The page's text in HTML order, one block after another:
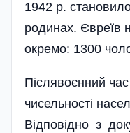
1942 р.
родинах. Євреїв
окремо: 1300
Післявоєнний
чисельності
Відповідно з